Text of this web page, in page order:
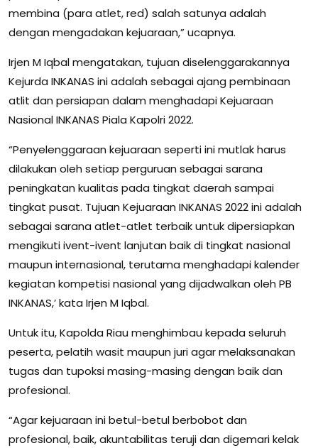
membina (para atlet, red) salah satunya adalah
dengan mengadakan kejuaraan,” ucapnya.
Irjen M Iqbal mengatakan, tujuan diselenggarakannya
Kejurda INKANAS ini adalah sebagai ajang pembinaan
atlit dan persiapan dalam menghadapi Kejuaraan
Nasional INKANAS Piala Kapolri 2022.
“Penyelenggaraan kejuaraan seperti ini mutlak harus
dilakukan oleh setiap perguruan sebagai sarana
peningkatan kualitas pada tingkat daerah sampai
tingkat pusat. Tujuan Kejuaraan INKANAS 2022 ini adalah
sebagai sarana atlet-atlet terbaik untuk dipersiapkan
mengikuti ivent-ivent lanjutan baik di tingkat nasional
maupun internasional, terutama menghadapi kalender
kegiatan kompetisi nasional yang dijadwalkan oleh PB
INKANAS,’ kata Irjen M Iqbal.
Untuk itu, Kapolda Riau menghimbau kepada seluruh
peserta, pelatih wasit maupun juri agar melaksanakan
tugas dan tupoksi masing-masing dengan baik dan
profesional.
“Agar kejuaraan ini betul-betul berbobot dan
profesional, baik, akuntabilitas teruji dan digemari kelak